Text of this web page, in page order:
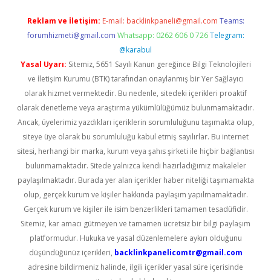
Reklam ve İletişim: E-mail: backlinkpaneli@gmail.com Teams:
forumhizmeti@gmail.com Whatsapp: 0262 606 0 726 Telegram:
@karabul
Yasal Uyarı: Sitemiz, 5651 Sayılı Kanun gereğince Bilgi Teknolojileri
ve İletişim Kurumu (BTK) tarafından onaylanmış bir Yer Sağlayıcı
olarak hizmet vermektedir. Bu nedenle, sitedeki içerikleri proaktif
olarak denetleme veya araştırma yükümlülüğümüz bulunmamaktadır.
Ancak, üyelerimiz yazdıkları içeriklerin sorumluluğunu taşımakta olup,
siteye üye olarak bu sorumluluğu kabul etmiş sayılırlar. Bu internet
sitesi, herhangi bir marka, kurum veya şahıs şirketi ile hiçbir bağlantısı
bulunmamaktadır. Sitede yalnızca kendi hazırladığımız makaleler
paylaşılmaktadır. Burada yer alan içerikler haber niteliği taşımamakta
olup, gerçek kurum ve kişiler hakkında paylaşım yapılmamaktadır.
Gerçek kurum ve kişiler ile isim benzerlikleri tamamen tesadüfidir.
Sitemiz, kar amacı gütmeyen ve tamamen ücretsiz bir bilgi paylaşım
platformudur. Hukuka ve yasal düzenlemelere aykırı olduğunu
düşündüğünüz içerikleri, backlinkpanelicomtr@gmail.com
adresine bildirmeniz halinde, ilgili içerikler yasal süre içerisinde